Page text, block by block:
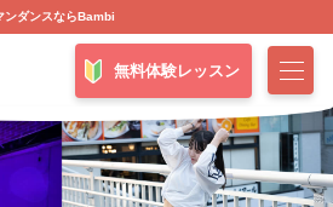
ンダンスならBambi
無料体験レッスン